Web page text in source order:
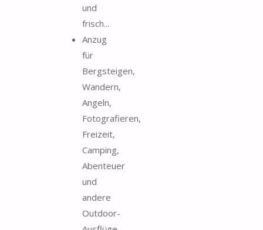
und
frisch...
Anzug
für
Bergsteigen,
Wandern,
Angeln,
Fotografieren,
Freizeit,
Camping,
Abenteuer
und
andere
Outdoor-